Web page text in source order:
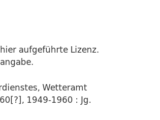
aufgeführte Lizenz.
Wetteramt
1949-1960 : Jg.